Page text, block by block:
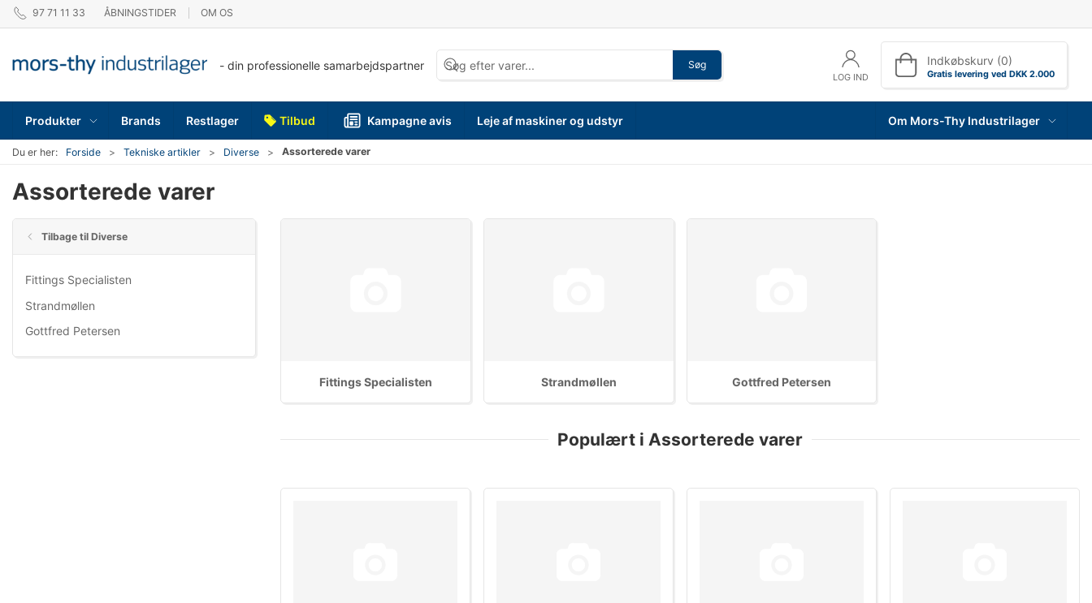
97 71 11 33 ÅBNINGSTIDER OM OS
- din professionelle samarbejdspartner Søg
LOG IND
Indkøbskurv (0)
Gratis levering ved DKK 2.000
Produkter Brands Restlager Tilbud Kampagne avis Leje af maskiner og udstyr Om Mors-Thy Industrilager
Du er her: Forside Tekniske artikler Diverse Assorterede varer
Assorterede varer
Tilbage til Diverse
Fittings Specialisten
Strandmøllen
Gottfred Petersen
Fittings Specialisten Strandmøllen Gottfred Petersen
Populært i Assorterede varer